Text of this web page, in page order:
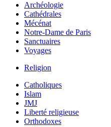
Archéologie
Cathédrales
Mécénat
Notre-Dame de Paris
Sanctuaires
Voyages
Religion
Catholiques
Islam
JMJ
Liberté religieuse
Orthodoxes